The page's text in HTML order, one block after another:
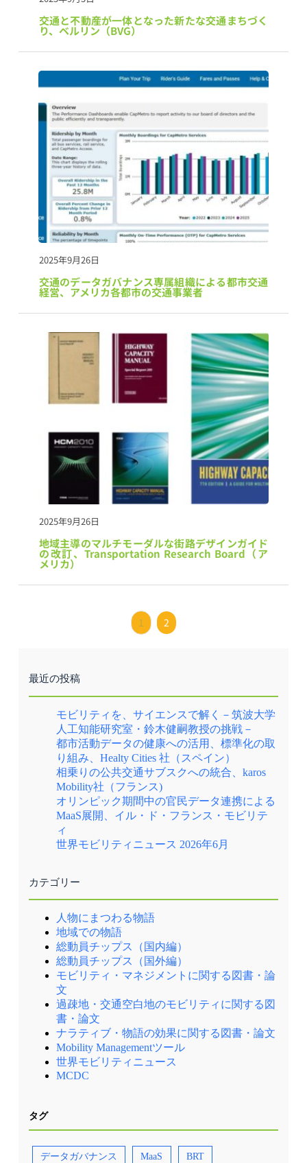
交通と不動産が一体となった新たな交通まちづく
り、ベルリン（BVG）
2025年9月26日
交通のデータガバナンス専属組織による都市交通
経営、アメリカ各都市の交通事業者
2025年9月26日
地域主導のマルチモーダルな街路デザインガイド
の改訂、Transportation Research Board（ア
メリカ）
1 2
最近の投稿
モビリティを、サイエンスで解く－筑波大学
人工知能研究室・鈴木健嗣教授の挑戦－
都市活動データの健康への活用、標準化の取
り組み、Healty Cities 社（スペイン）
相乗りの公共交通サブスクへの統合、karos
Mobility社（フランス)
オリンピック期間中の官民データ連携による
MaaS展開、イル・ド・フランス・モビリテ
ィ
世界モビリティニュース 2026年6月
カテゴリー
人物にまつわる物語
地域での物語
総動員チップス（国内編）
総動員チップス（国外編）
モビリティ・マネジメントに関する図書・論
文
過疎地・交通空白地のモビリティに関する図
書・論文
ナラティブ・物語の効果に関する図書・論文
Mobility Managementツール
世界モビリティニュース
MCDC
タグ
データガバナンス MaaS BRT